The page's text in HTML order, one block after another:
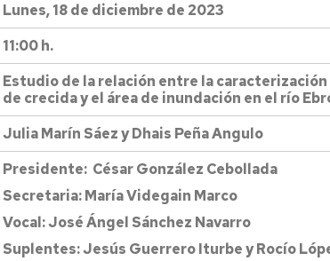
Lunes, 18 de diciembre de 2023
11:00 h.
Estudio de la relación entre la
de crecida y el área de inundación en el río
Julia Marín Sáez y Dhais Peña Angulo
Presidente: César González Cebollada
Secretaria: María Videgain Marco
Vocal: José Ángel Sánchez Navarro
Suplentes: Jesús Guerrero Iturbe y Rocío